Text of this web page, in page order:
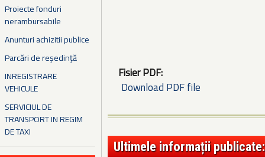
Proiecte fonduri
nerambursabile
Anunturi achizitii publice
Parcări de reședință
INREGISTRARE
VEHICULE
SERVICIUL DE
TRANSPORT IN REGIM
DE TAXI
Fisier PDF:
Download PDF file
Ultimele informații publicate: